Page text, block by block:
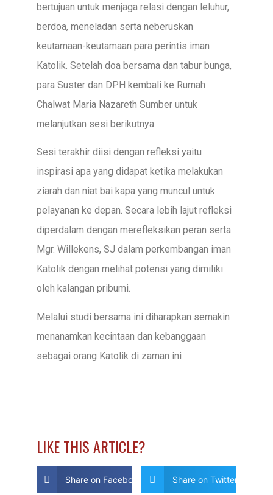
bertujuan untuk menjaga relasi dengan leluhur,
berdoa, meneladan serta neberuskan
keutamaan-keutamaan para perintis iman
Katolik. Setelah doa bersama dan tabur bunga,
para Suster dan DPH kembali ke Rumah
Chalwat Maria Nazareth Sumber untuk
melanjutkan sesi berikutnya.
Sesi terakhir diisi dengan refleksi yaitu
inspirasi apa yang didapat ketika melakukan
ziarah dan niat bai kapa yang muncul untuk
pelayanan ke depan. Secara lebih lajut refleksi
diperdalam dengan merefleksikan peran serta
Mgr. Willekens, SJ dalam perkembangan iman
Katolik dengan melihat potensi yang dimiliki
oleh kalangan pribumi.
Melalui studi bersama ini diharapkan semakin
menanamkan kecintaan dan kebanggaan
sebagai orang Katolik di zaman ini
LIKE THIS ARTICLE?
Share on Facebook Share on Twitter